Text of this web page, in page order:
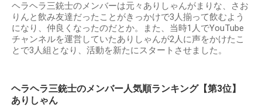
ヘラヘラ三銃士のメンバーは元々ありしゃんがまりな、さお
りんと飲み友達だったことがきっかけで3人揃って飲むよう
になり、仲良くなったのだとか。また、当時1人でYouTube
チャンネルを運営していたありしゃんが2人に声をかけたこ
とで3人組となり、活動を新たにスタートさせました。
ヘラヘラ三銃士のメンバー人気順ランキング【第3位】
ありしゃん